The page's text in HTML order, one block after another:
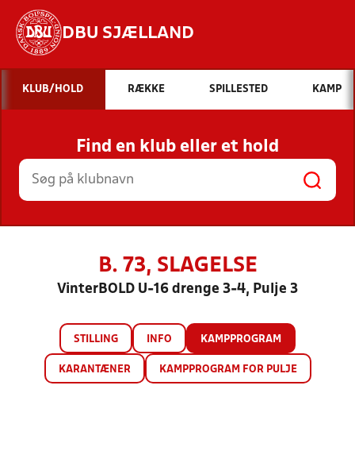
DBU SJÆLLAND
Hvad vil du søge efter?
INDHOLD OG NYHEDER
STILLINGER, RESULTATER, KLUBBER OG
HOLD
KLUB/HOLD RÆKKE SPILLESTED KAMP
Find en klub eller et hold
B. 73, SLAGELSE
VinterBOLD U-16 drenge 3-4, Pulje 3
STILLING INFO KAMPPROGRAM
KARANTÆNER KAMPPROGRAM FOR PULJE